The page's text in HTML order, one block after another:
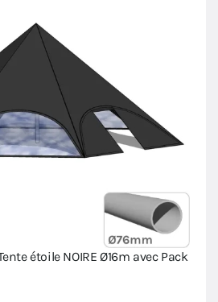
étoile NOIRE Ø16m avec Pack